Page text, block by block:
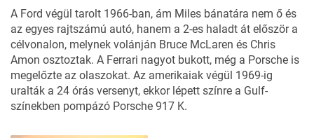
A Ford végül tarolt 1966-ban, ám Miles bánatára nem ő és
az egyes rajtszámú autó, hanem a 2-es haladt át először a
célvonalon, melynek volánján Bruce McLaren és Chris
Amon osztoztak. A Ferrari nagyot bukott, még a Porsche is
megelőzte az olaszokat. Az amerikaiak végül 1969-ig
uralták a 24 órás versenyt, ekkor lépett színre a Gulf-
színekben pompázó Porsche 917 K.